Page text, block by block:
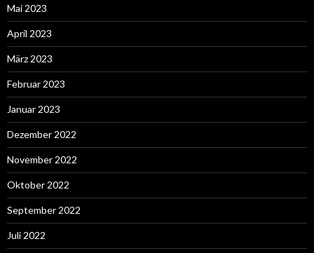
Mai 2023
April 2023
März 2023
Februar 2023
Januar 2023
Dezember 2022
November 2022
Oktober 2022
September 2022
Juli 2022